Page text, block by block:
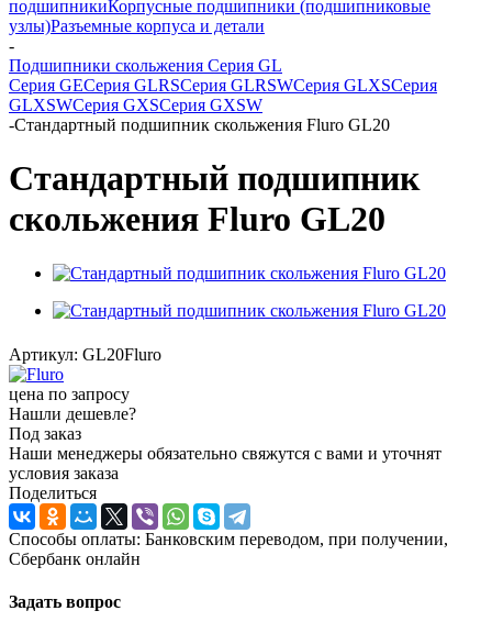
подшипникиКорпусные подшипники (подшипниковые
узлы)Разъемные корпуса и детали
-
Подшипники скольжения Серия GL
Серия GEСерия GLRSСерия GLRSWСерия GLXSСерия
GLXSWСерия GXSСерия GXSW
-Стандартный подшипник скольжения Fluro GL20
Стандартный подшипник
скольжения Fluro GL20
Артикул: GL20Fluro
цена по запросу
Нашли дешевле?
Под заказ
Наши менеджеры обязательно свяжутся с вами и уточнят
условия заказа
Поделиться
Способы оплаты: Банковским переводом, при получении,
Сбербанк онлайн
Задать вопрос